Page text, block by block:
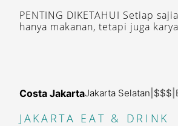
PENTING DIKETAHUI Setiap
hanya makanan, tetapi juga
Costa JakartaJakarta Selatan $$$
JAKARTA EAT & DRINK